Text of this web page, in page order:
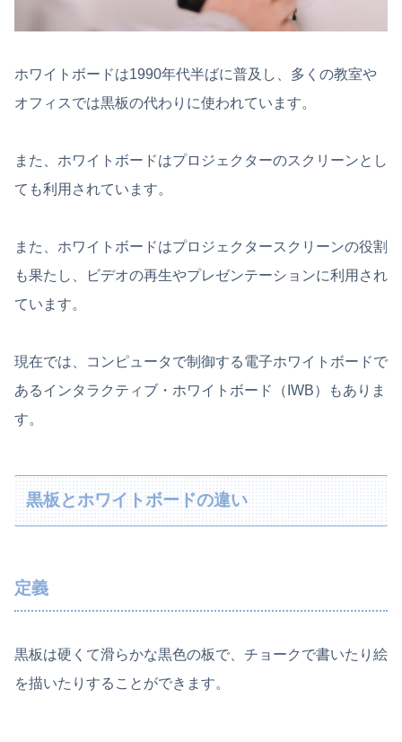
ホワイトボードは1990年代半ばに普及し、多くの教室や
オフィスでは黒板の代わりに使われています。
また、ホワイトボードはプロジェクターのスクリーンとし
ても利用されています。
また、ホワイトボードはプロジェクタースクリーンの役割
も果たし、ビデオの再生やプレゼンテーションに利用され
ています。
現在では、コンピュータで制御する電子ホワイトボードで
あるインタラクティブ・ホワイトボード（IWB）もありま
す。
黒板とホワイトボードの違い
定義
黒板は硬くて滑らかな黒色の板で、チョークで書いたり絵
を描いたりすることができます。